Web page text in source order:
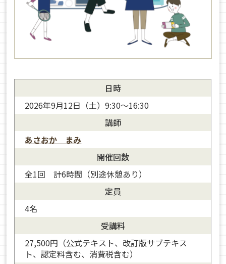
日時
2026年9月12日（土）9:30～16:30
講師
あさおか まみ
開催回数
全1回 計6時間（別途休憩あり）
定員
4名
受講料
27,500円（公式テキスト、改訂版サブテキス
ト、認定料含む、消費税含む）